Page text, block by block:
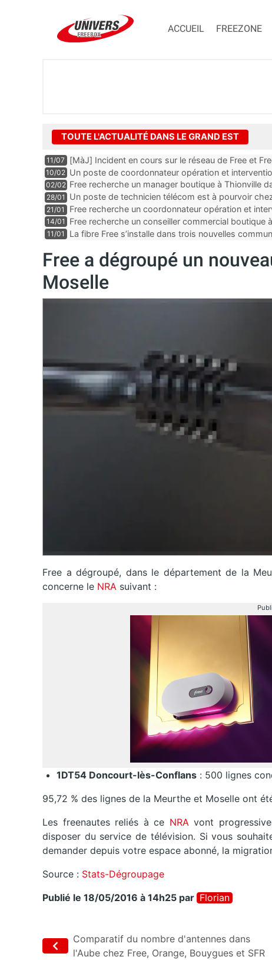
ACCUEIL FREEZONE
TOUTE L'ACTUALITÉ DANS LE GRAND EST
11/07
[MàJ] Incident en cours sur le réseau de Free et
perturbations
10/02 Un poste de coordonnateur opération et
Troyes dans le département de l’Aube
02/02 Free recherche un manager boutique à Thionville
28/01
Un poste de technicien télécom est à pourvoir
du Haut-Rhin
21/01
Free recherche un coordonnateur opération et
département de la Moselle
14/01
Free recherche un conseiller commercial boutique
Rhin
11/01 La fibre Free s’installe dans trois nouvelles
Free a dégroupé un
Moselle
Free a dégroupé, dans le département de la
concerne le NRA suivant :
1DT54 Doncourt-lès-Conflans : 500 lignes
95,72 % des lignes de la Meurthe et Moselle ont
Les freenautes reliés à ce NRAvont
disposer du service de télévision. Si vous
demander depuis votre espace abonné, la
Source : Stats-Dégroupage
Publié le 18/05/2016 à 14h25 par Florian
Comparatif du nombre d'antennes dans
l'Aube chez Free, Orange, Bouygues et SFR